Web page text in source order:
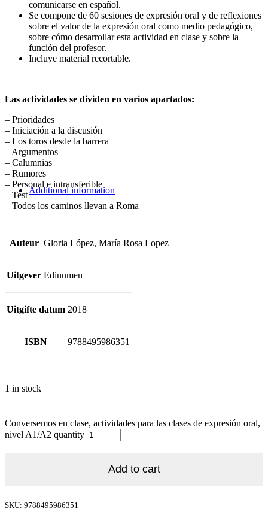
comunicarse en español.
Se compone de 60 sesiones de expresión oral y de reflexiones
sobre el valor de la expresión oral como medio pedagógico,
sobre cómo desarrollar esta actividad en clase y sobre la
función del profesor.
Incluye material recortable.
Las actividades se dividen en varios apartados:
– Prioridades
– Iniciación a la discusión
– Los toros desde la barrera
– Argumentos
– Calumnias
– Rumores
– Personal e intransferible
– Test
– Todos los caminos llevan a Roma
Additional information
Auteur Gloria López, María Rosa Lopez
Uitgever Edinumen
Uitgifte datum 2018
ISBN 9788495986351
1 in stock
Conversemos en clase, actividades para las clases de expresión oral,
nivel A1/A2 quantity
Add to cart
SKU: 9788495986351